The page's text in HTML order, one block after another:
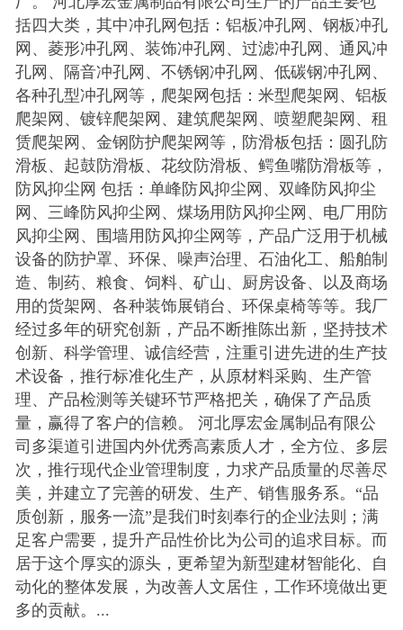
括四大类，其中冲孔网包括：铝板冲孔网、钢板冲孔
网、菱形冲孔网、装饰冲孔网、过滤冲孔网、通风冲
孔网、隔音冲孔网、不锈钢冲孔网、低碳钢冲孔网、
各种孔型冲孔网等，爬架网包括：米型爬架网、铝板
爬架网、镀锌爬架网、建筑爬架网、喷塑爬架网、租
赁爬架网、金钢防护爬架网等，防滑板包括：圆孔防
滑板、起鼓防滑板、花纹防滑板、鳄鱼嘴防滑板等，
防风抑尘网 包括：单峰防风抑尘网、双峰防风抑尘
网、三峰防风抑尘网、煤场用防风抑尘网、电厂用防
风抑尘网、围墙用防风抑尘网等，产品广泛用于机械
设备的防护罩、环保、噪声治理、石油化工、船舶制
造、制药、粮食、饲料、矿山、厨房设备、以及商场
用的货架网、各种装饰展销台、环保桌椅等等。我厂
经过多年的研究创新，产品不断推陈出新，坚持技术
创新、科学管理、诚信经营，注重引进先进的生产技
术设备，推行标准化生产，从原材料采购、生产管
理、产品检测等关键环节严格把关，确保了产品质
量，赢得了客户的信赖。 河北厚宏金属制品有限公
司多渠道引进国内外优秀高素质人才，全方位、多层
次，推行现代企业管理制度，力求产品质量的尽善尽
美，并建立了完善的研发、生产、销售服务系。“品
质创新，服务一流”是我们时刻奉行的企业法则；满
足客户需要，提升产品性价比为公司的追求目标。而
居于这个厚实的源头，更希望为新型建材智能化、自
动化的整体发展，为改善人文居住，工作环境做出更
多的贡献。...